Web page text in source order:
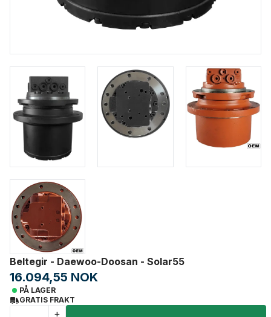
Beltegir - Daewoo-Doosan - Solar55
16.094,55 NOK
PÅ LAGER
GRATIS FRAKT
+